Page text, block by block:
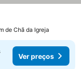
de Chã da Igreja
Ver preços